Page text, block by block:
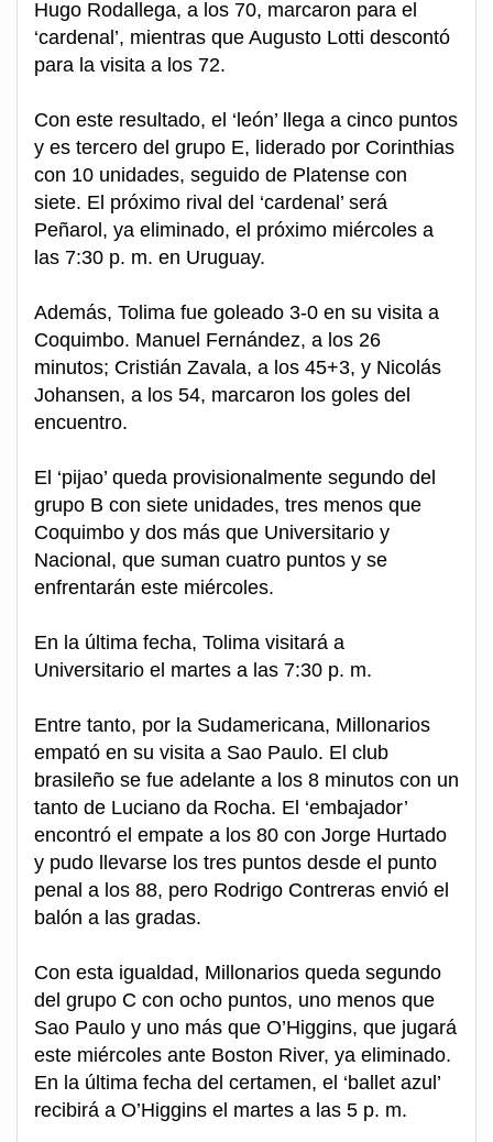
Hugo Rodallega, a los 70, marcaron para el
‘cardenal’, mientras que Augusto Lotti descontó
para la visita a los 72.
Con este resultado, el ‘león’ llega a cinco puntos
y es tercero del grupo E, liderado por Corinthias
con 10 unidades, seguido de Platense con
siete. El próximo rival del ‘cardenal’ será
Peñarol, ya eliminado, el próximo miércoles a
las 7:30 p. m. en Uruguay.
Además, Tolima fue goleado 3-0 en su visita a
Coquimbo. Manuel Fernández, a los 26
minutos; Cristián Zavala, a los 45+3, y Nicolás
Johansen, a los 54, marcaron los goles del
encuentro.
El ‘pijao’ queda provisionalmente segundo del
grupo B con siete unidades, tres menos que
Coquimbo y dos más que Universitario y
Nacional, que suman cuatro puntos y se
enfrentarán este miércoles.
En la última fecha, Tolima visitará a
Universitario el martes a las 7:30 p. m.
Entre tanto, por la Sudamericana, Millonarios
empató en su visita a Sao Paulo. El club
brasileño se fue adelante a los 8 minutos con un
tanto de Luciano da Rocha. El ‘embajador’
encontró el empate a los 80 con Jorge Hurtado
y pudo llevarse los tres puntos desde el punto
penal a los 88, pero Rodrigo Contreras envió el
balón a las gradas.
Con esta igualdad, Millonarios queda segundo
del grupo C con ocho puntos, uno menos que
Sao Paulo y uno más que O’Higgins, que jugará
este miércoles ante Boston River, ya eliminado.
En la última fecha del certamen, el ‘ballet azul’
recibirá a O’Higgins el martes a las 5 p. m.